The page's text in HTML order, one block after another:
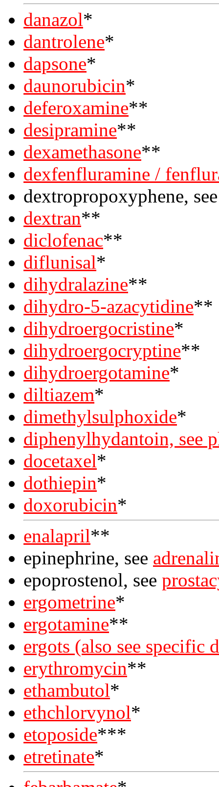
danazol*
dantrolene*
dapsone*
daunorubicin*
deferoxamine**
desipramine**
dexamethasone**
dexfenfluramine /
dextropropoxyphene,
dextran**
diclofenac**
diflunisal*
dihydralazine**
dihydro-5-azacytidine**
dihydroergocristine*
dihydroergocryptine**
dihydroergotamine*
diltiazem*
dimethylsulphoxide*
diphenylhydantoin, see
docetaxel*
dothiepin*
doxorubicin*
enalapril**
epinephrine, see
epoprostenol, see
ergometrine*
ergotamine**
ergots (also see specific
erythromycin**
ethambutol*
ethchlorvynol*
etoposide***
etretinate*